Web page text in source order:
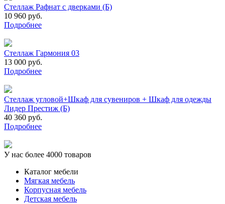
Стеллаж Рафнат с дверками (Б)
10 960 руб.
Подробнее
Стеллаж Гармония 03
13 000 руб.
Подробнее
Стеллаж угловой+Шкаф для сувениров + Шкаф для одежды
Лидер Престиж (Б)
40 360 руб.
Подробнее
У нас более 4000 товаров
Каталог мебели
Мягкая мебель
Корпусная мебель
Детская мебель